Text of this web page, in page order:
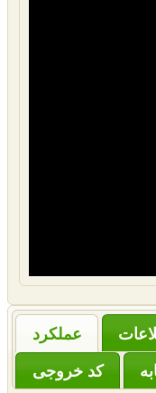
عملکرد
کد خروجی‌